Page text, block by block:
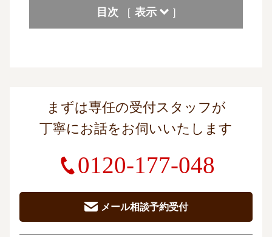
目次 [ 表示 ]
まずは専任の受付スタッフが
丁寧にお話をお伺いいたします
0120-177-048
メール相談予約受付